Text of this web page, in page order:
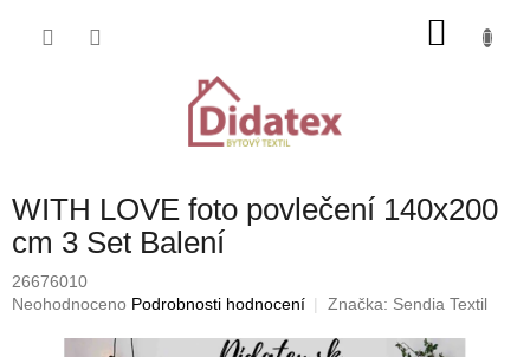
WITH LOVE foto povlečení 140x200
cm 3 Set Balení
26676010
Průměrné
Neohodnoceno Podrobnosti hodnocení Značka: Sendia Textil